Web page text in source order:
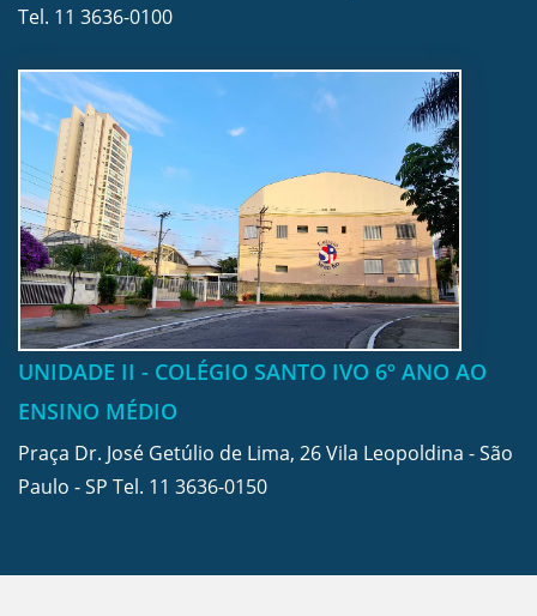
Tel. 11 3636-0100
UNIDADE II - COLÉGIO SANTO IVO 6º ANO AO
ENSINO MÉDIO
Praça Dr. José Getúlio de Lima, 26 Vila Leopoldina - São
Paulo - SP Tel. 11 3636-0150